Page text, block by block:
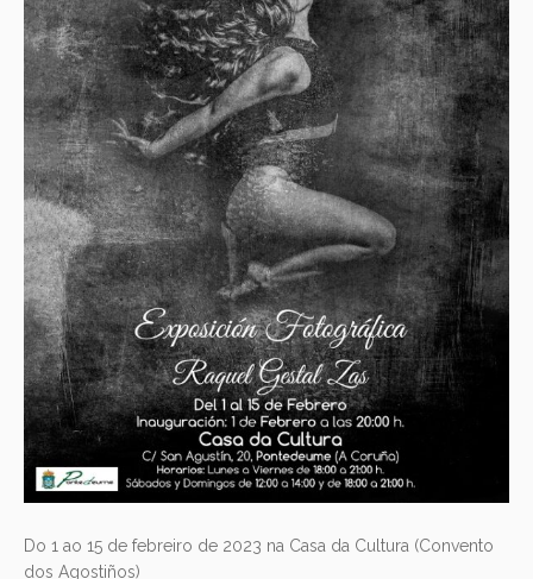
Do 1 ao 15 de febreiro de 2023 na Casa da Cultura (Convento
dos Agostiños)